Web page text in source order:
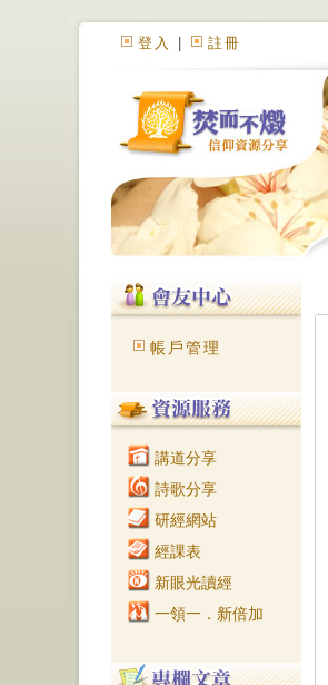
登入 註冊
帳戶管理
講道分享
詩歌分享
研經網站
經課表
新眼光讀經
一領一．新倍加